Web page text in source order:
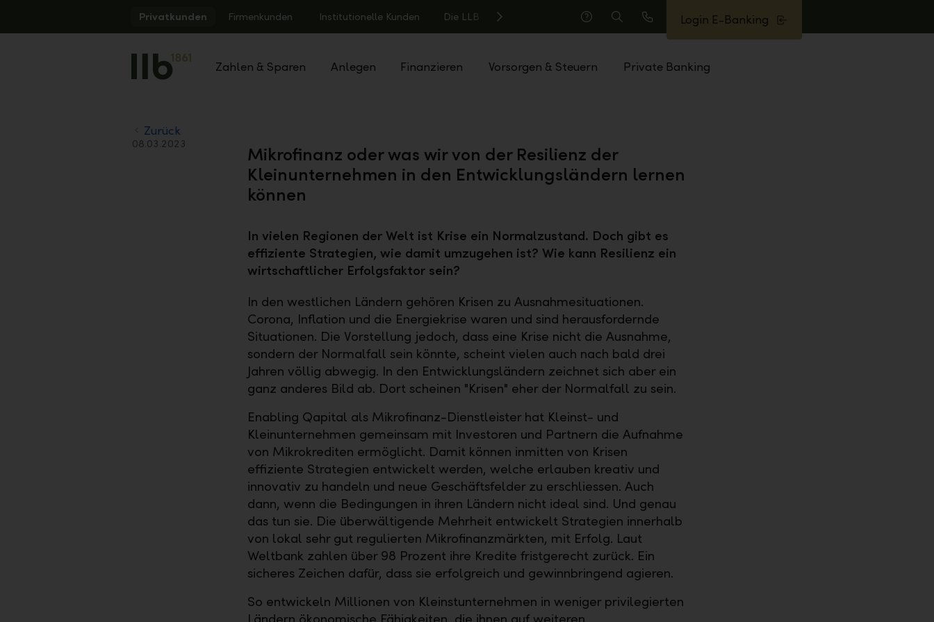
Privatkunden Firmenkunden Institutionelle Kunden Die LLB
Hilfe
Suche
Anrufen
Login E-Banking
Zahlen & Sparen Anlegen Finanzieren Vorsorgen & Steuern Private Banking
Zurück
08.03.2023
Mikrofinanz oder was wir von der Resilienz der
Kleinunternehmen in den Entwicklungsländern lernen
können
In vielen Regionen der Welt ist Krise ein Normalzustand. Doch gibt es
effiziente Strategien, wie damit umzugehen ist? Wie kann Resilienz ein
wirtschaftlicher Erfolgsfaktor sein?
In den westlichen Ländern gehören Krisen zu Ausnahmesituationen.
Corona, Inflation und die Energiekrise waren und sind herausfordernde
Situationen. Die Vorstellung jedoch, dass eine Krise nicht die Ausnahme,
sondern der Normalfall sein könnte, scheint vielen auch nach bald drei
Jahren völlig abwegig. In den Entwicklungsländern zeichnet sich aber ein
ganz anderes Bild ab. Dort scheinen "Krisen" eher der Normalfall zu sein.
Enabling Qapital als Mikrofinanz-Dienstleister hat Kleinst- und
Kleinunternehmen gemeinsam mit Investoren und Partnern die Aufnahme
von Mikrokrediten ermöglicht. Damit können inmitten von Krisen
effiziente Strategien entwickelt werden, welche erlauben kreativ und
innovativ zu handeln und neue Geschäftsfelder zu erschliessen. Auch
dann, wenn die Bedingungen in ihren Ländern nicht ideal sind. Und genau
das tun sie. Die überwältigende Mehrheit entwickelt Strategien innerhalb
von lokal sehr gut regulierten Mikrofinanzmärkten, mit Erfolg. Laut
Weltbank zahlen über 98 Prozent ihre Kredite fristgerecht zurück. Ein
sicheres Zeichen dafür, dass sie erfolgreich und gewinnbringend agieren.
So entwickeln Millionen von Kleinstunternehmen in weniger privilegierten